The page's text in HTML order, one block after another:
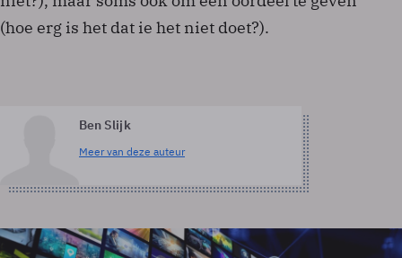
(hoe erg is het dat ie het niet doet?).
Ben Slijk
Meer van deze auteur